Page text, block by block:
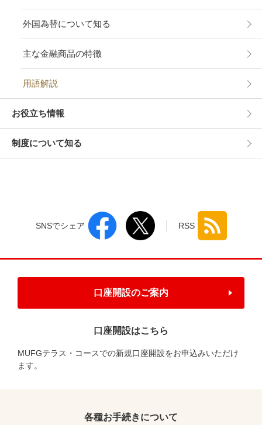
外国為替について知る
主な金融商品の特徴
用語解説
お役立ち情報
制度について知る
SNSでシェア RSS
口座開設のご案内
口座開設はこちら
MUFGテラス・コースでの新規口座開設をお申込みいただけ
ます。
各種お手続きについて